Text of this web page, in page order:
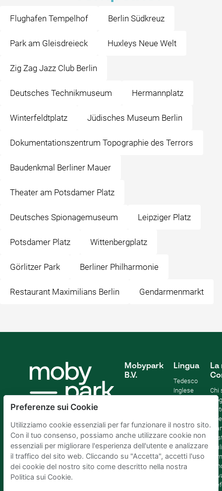
Flughafen Tempelhof Berlin Südkreuz
Park am Gleisdreieck Huxleys Neue Welt
Zig Zag Jazz Club Berlin
Deutsches Technikmuseum Hermannplatz
Winterfeldtplatz Jüdisches Museum Berlin
Dokumentationszentrum Topographie des Terrors
Baudenkmal Berliner Mauer
Theater am Potsdamer Platz
Deutsches Spionagemuseum Leipziger Platz
Potsdamer Platz Wittenbergplatz
Görlitzer Park Berliner Philharmonie
Restaurant Maximilians Berlin Gendarmenmarkt
Mobypark
B.V.
Lingua
Tedesco
Inglese
Olandese
La
Chi
Blog
Preferenze sui Cookie
Utilizziamo cookie essenziali per far funzionare il nostro sito.
Con il tuo consenso, possiamo anche utilizzare cookie non
essenziali per migliorare l'esperienza dell'utente e analizzare
il traffico del sito web. Cliccando su "Accetta", accetti l'uso
dei cookie del nostro sito come descritto nella nostra
Politica sui Cookie.